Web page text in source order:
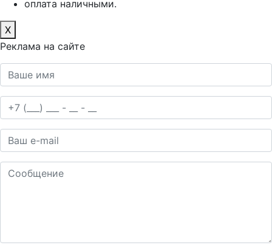
оплата наличными.
X
Реклама на сайте